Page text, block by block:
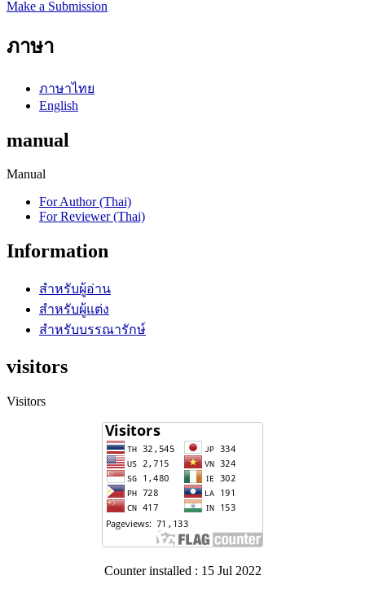
Make a Submission
ภาษา
ภาษาไทย
English
manual
Manual
For Author (Thai)
For Reviewer (Thai)
Information
สำหรับผู้อ่าน
สำหรับผู้แต่ง
สำหรับบรรณารักษ์
visitors
Visitors
Counter installed : 15 Jul 2022